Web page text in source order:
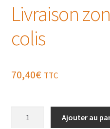
Livraison
colis
70,40€ TTC
Ajouter au